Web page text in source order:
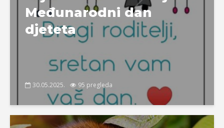
Međunarodni dan
djeteta
30.05.2025. 95 pregleda